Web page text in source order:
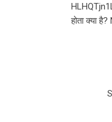
होता क्या